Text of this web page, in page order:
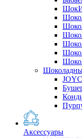
Аксессуары